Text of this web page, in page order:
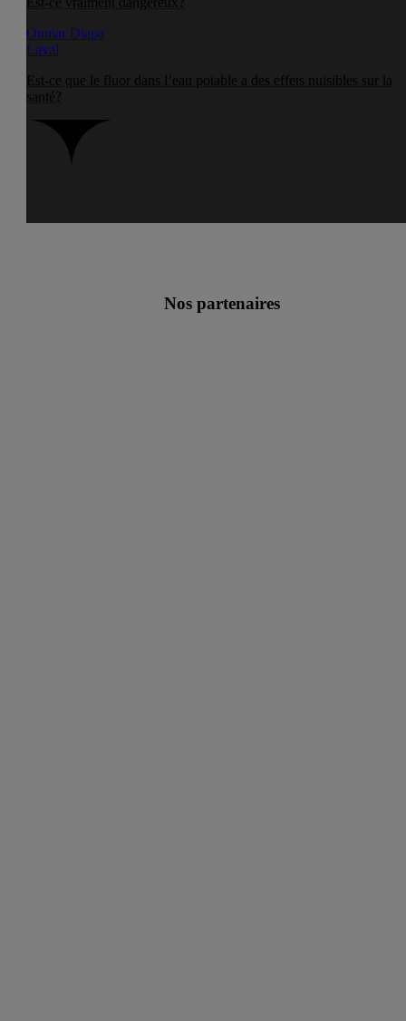
Oumar Diapa
Laval
Est-ce que le fluor dans l’eau potable a des effets nuisibles sur la
santé?
Nos partenaires